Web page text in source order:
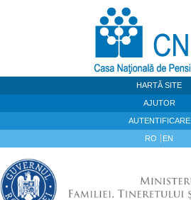
HARTĂ SITE
AJUTOR
AUTENTIFICARE
RO EN